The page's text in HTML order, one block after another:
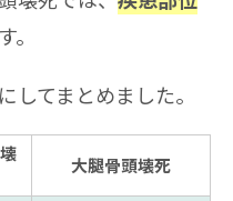
。
してまとめました。
大腿骨頭壊死